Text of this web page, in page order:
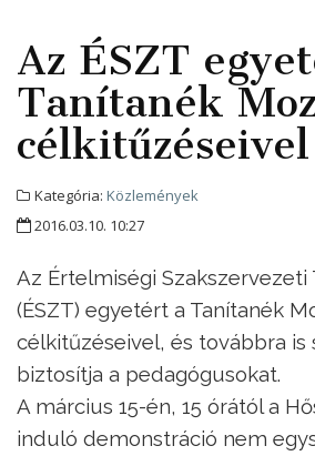
Az ÉSZT
Tanítanék
célkitűzéseivel
Kategória: Közlemények
2016.03.10. 10:27
Az Értelmiségi Szakszervezeti
(ÉSZT) egyetért a Tanítanék
célkitűzéseivel, és továbbra is
biztosítja a pedagógusokat.
A március 15-én, 15 órától a
induló demonstráció nem